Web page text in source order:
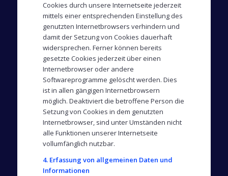
Cookies durch unsere Internetseite jederzeit
mittels einer entsprechenden Einstellung des
genutzten Internetbrowsers verhindern und
damit der Setzung von Cookies dauerhaft
widersprechen. Ferner können bereits
gesetzte Cookies jederzeit über einen
Internetbrowser oder andere
Softwareprogramme gelöscht werden. Dies
ist in allen gängigen Internetbrowsern
möglich. Deaktiviert die betroffene Person die
Setzung von Cookies in dem genutzten
Internetbrowser, sind unter Umständen nicht
alle Funktionen unserer Internetseite
vollumfänglich nutzbar.
4. Erfassung von allgemeinen Daten und
Informationen